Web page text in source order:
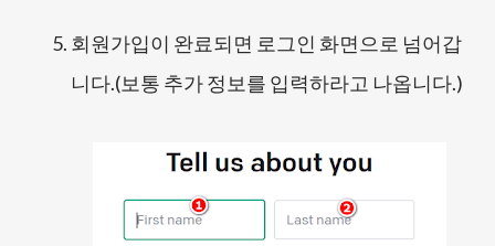
회원가입이 완료되면 로그인 화면으로 넘어갑
니다.(보통 추가 정보를 입력하라고 나옵니다.)